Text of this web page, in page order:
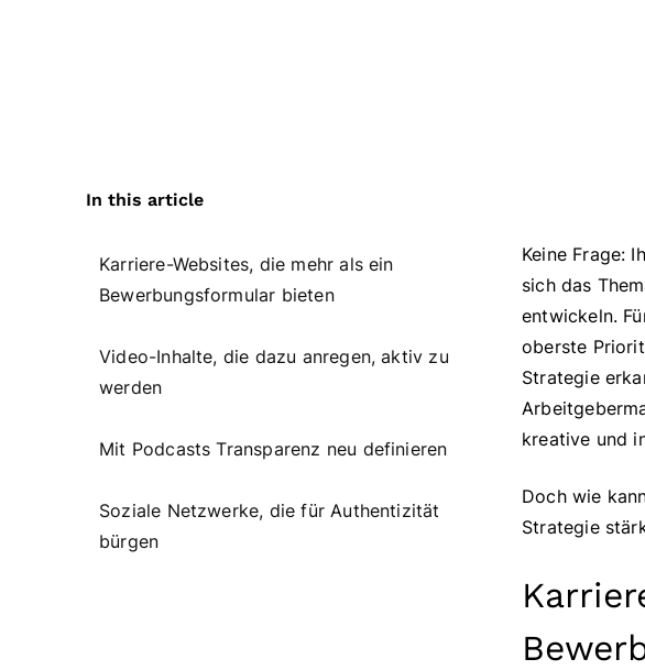
In this article
Karriere-Websites, die mehr als ein
Bewerbungsformular bieten
Video-Inhalte, die dazu anregen, aktiv zu
werden
Mit Podcasts Transparenz neu definieren
Soziale Netzwerke, die für Authentizität
bürgen
Keine Frage:
sich das
entwickeln.
oberste
Strategie
kreative und
Doch wie
Strategie